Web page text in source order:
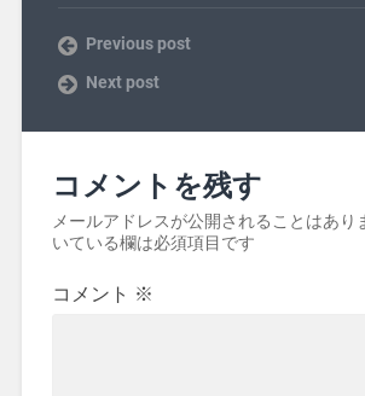
Previous post
Next post
コメントを残す
メールアドレスが公開されることはあり
いている欄は必須項目です
コメント ※